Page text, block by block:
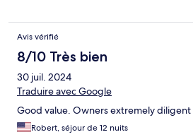
Avis vérifié
8/10 Très bien
30 juil. 2024
Traduire avec Google
Good value. Owners extremely diligent
Robert, séjour de 12 nuits